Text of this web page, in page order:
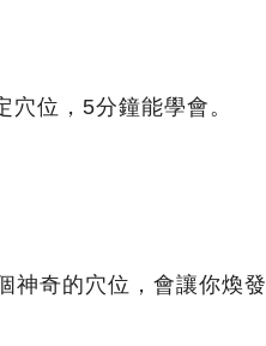
位，5分鐘能學會。
神奇的穴位，會讓你煥發